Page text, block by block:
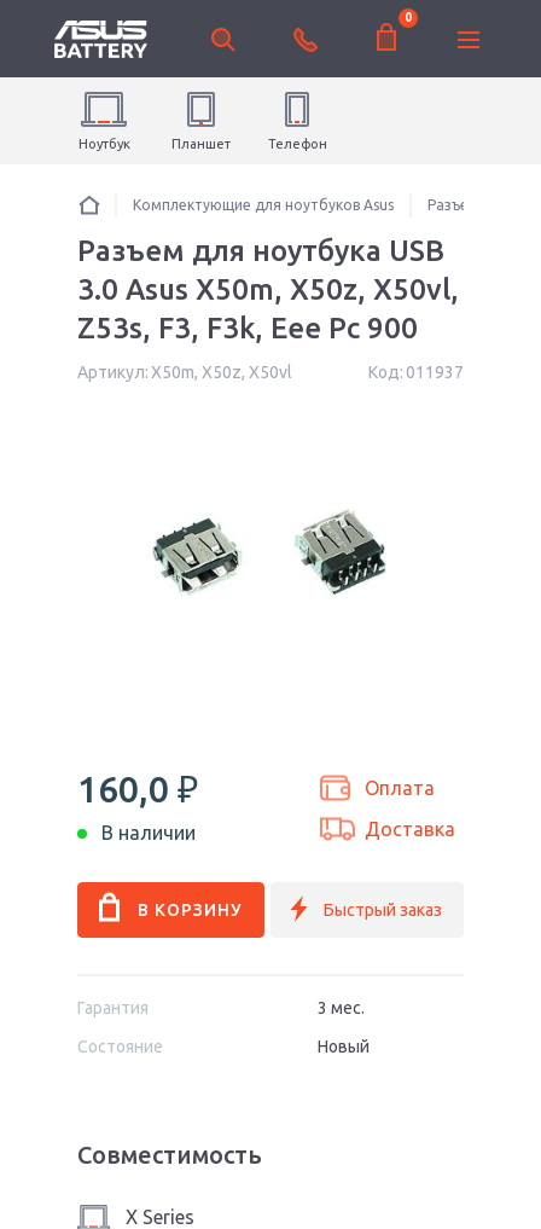
0
Ноутбук Планшет Телефон
Комплектующие для ноутбуков Asus Разъемы
Разъем для ноутбука USB
3.0 Asus X50m, X50z, X50vl,
Z53s, F3, F3k, Eee Pc 900
Артикул: X50m, X50z, X50vl Код: 011937
160,0 ₽
В наличии
Оплата
Доставка
Гарантия
3 мес.
Состояние
Новый
Совместимость
X Series